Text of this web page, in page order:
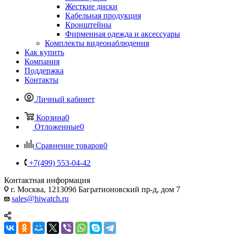
Жесткие диски
Кабельная продукция
Кронштейны
Фирменная одежда и аксессуары
Комплекты видеонаблюдения
Как купить
Компания
Поддержка
Контакты
Личный кабинет
Корзина0
Отложенные0
Сравнение товаров0
+7(499) 553-04-42
Контактная информация
г. Москва, 121309б Багратионовский пр-д, дом 7
sales@hiwatch.ru